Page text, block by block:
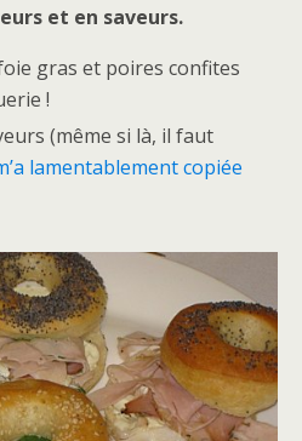
et en saveurs.
gras et poires confites
!
(même si là, il faut
lamentablement copiée